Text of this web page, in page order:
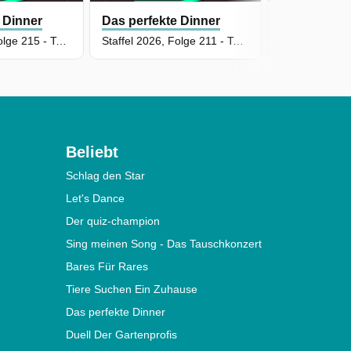
Dinner
Staffel 2026, Folge 215 - Tag 2: Petra, Darmstadt
Das perfekte Dinner
Staffel 2026, Folge 211 - Tag 3: Karo, Ruhrgebiet
Beliebt
Schlag den Star
Let's Dance
Der quiz-champion
Sing meinen Song - Das Tauschkonzert
Bares Für Rares
Tiere Suchen Ein Zuhause
Das perfekte Dinner
Duell Der Gartenprofis